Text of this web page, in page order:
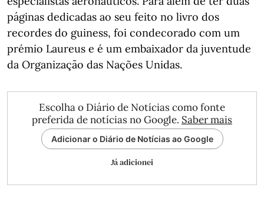
páginas dedicadas ao seu feito no livro dos
recordes do guiness, foi condecorado com um
prémio Laureus e é um embaixador da juventude
da Organização das Nações Unidas.
Escolha o Diário de Notícias como fonte
preferida de notícias no Google. Saber mais
Adicionar o Diário de Notícias ao Google
Já adicionei